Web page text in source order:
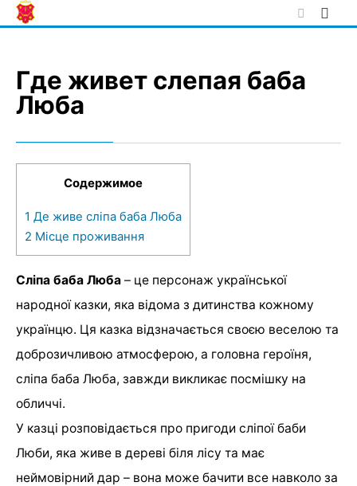
Skip
to
Где живет слепая баба
Люба
Содержимое
1 Де живе сліпа баба Люба
2 Місце проживання
Сліпа баба Люба – це персонаж української
народної казки, яка відома з дитинства кожному
українцю. Ця казка відзначається своєю веселою та
доброзичливою атмосферою, а головна героїня,
сліпа баба Люба, завжди викликає посмішку на
обличчі.
У казці розповідається про пригоди сліпої баби
Люби, яка живе в дереві біля лісу та має
неймовірний дар – вона може бачити все навколо за